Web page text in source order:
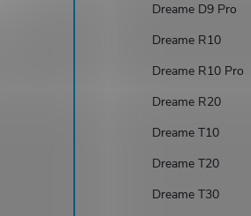
Dreame D9 Pro
Dreame R10
Dreame R10 Pro
Dreame R20
Dreame T10
Dreame T20
Dreame T30